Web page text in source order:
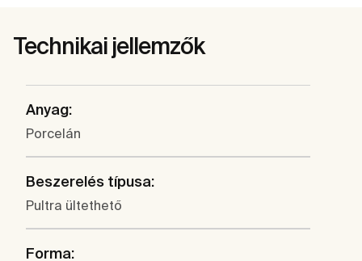
Technikai jellemzők
Anyag:
Porcelán
Beszerelés típusa:
Pultra ültethető
Forma: